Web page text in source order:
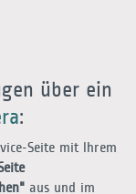
über ein
:
Seite mit Ihrem
aus und im